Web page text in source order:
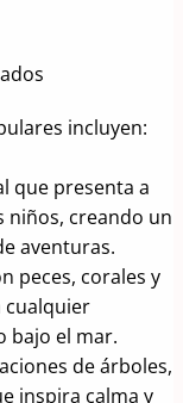
incluyen:
que presenta a
niños, creando un
aventuras.
peces, corales y
cualquier
bajo el mar.
de árboles,
inspira calma y